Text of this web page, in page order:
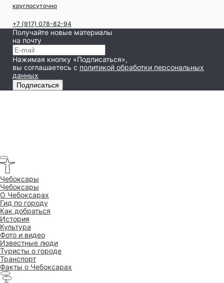
круглосуточно
+7 (917) 078-82-94
Получайте новые материалы
на почту
Нажимая кнопку «Подписаться»,
вы соглашаетесь с политикой обработки персональных
данных
Подписаться
Чебоксары
Чебоксары
O Чебоксарах
Гид по городу
Как добраться
История
Культура
Фото и видео
Известные люди
Туристы о городе
Транспорт
Факты о Чебоксарах